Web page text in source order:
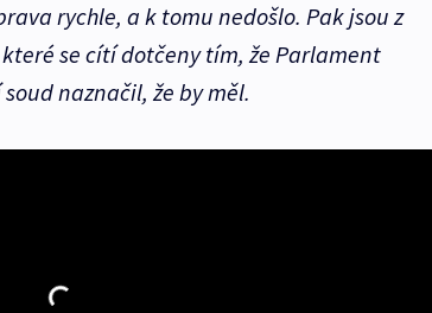
rychle, a k tomu nedošlo. Pak jsou z
se cítí dotčeny tím, že Parlament
naznačil, že by měl.